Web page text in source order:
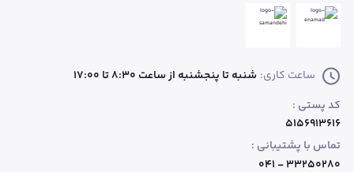
ساعت کاری: شنبه تا پنجشنبه از ساعت 8:30 تا 17:00
کد پستی :
۵۱۵۶۹۱۳۶۱۶
تماس با پشتیبانی :
۳۳۲۵۰۲۸۰ - ۰۴۱